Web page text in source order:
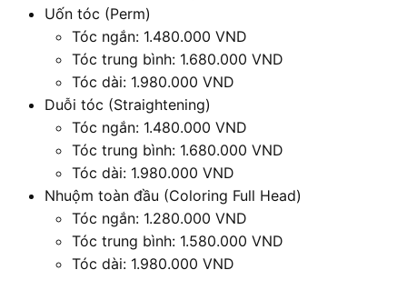
Uốn tóc (Perm)
Tóc ngắn: 1.480.000 VND
Tóc trung bình: 1.680.000 VND
Tóc dài: 1.980.000 VND
Duỗi tóc (Straightening)
Tóc ngắn: 1.480.000 VND
Tóc trung bình: 1.680.000 VND
Tóc dài: 1.980.000 VND
Nhuộm toàn đầu (Coloring Full Head)
Tóc ngắn: 1.280.000 VND
Tóc trung bình: 1.580.000 VND
Tóc dài: 1.980.000 VND